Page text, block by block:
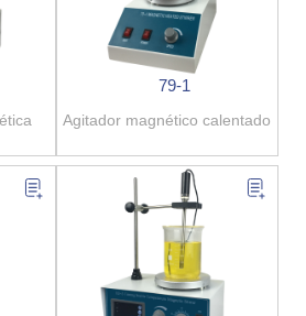
79-1
Agitador magnético calentado